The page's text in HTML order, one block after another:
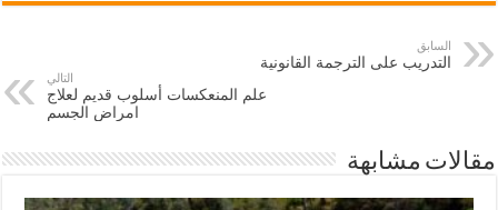
السابق
التدريب على الترجمة القانونية
التالي
علم المنعكسات أسلوب قديم لعلاج
امراض الجسم
مقالات مشابهة